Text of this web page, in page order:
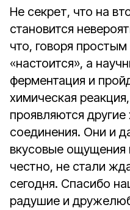
Не секрет, что на
становится
что, говоря
«настоится», а
ферментация и
химическая
проявляются
соединения. Они и
вкусовые ощущения
честно, не стали
сегодня. Спасибо
радушие и